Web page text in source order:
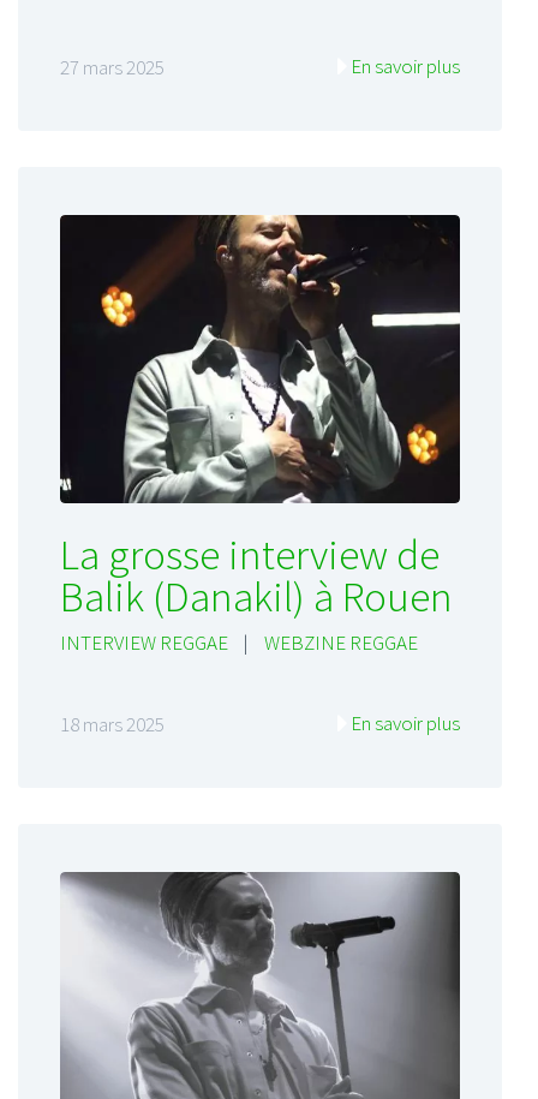
27 mars 2025 En savoir plus
La grosse interview de
Balik (Danakil) à Rouen
INTERVIEW REGGAE | WEBZINE REGGAE
18 mars 2025 En savoir plus